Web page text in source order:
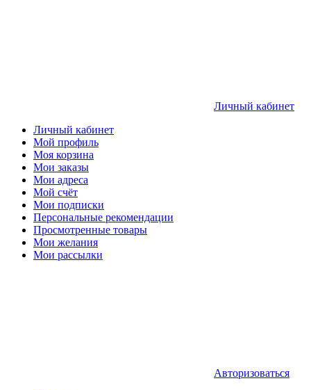
Личный кабинет
Личный кабинет
Мой профиль
Моя корзина
Мои заказы
Мои адреса
Мой счёт
Мои подписки
Персональные рекомендации
Просмотренные товары
Мои желания
Мои рассылки
Авторизоваться